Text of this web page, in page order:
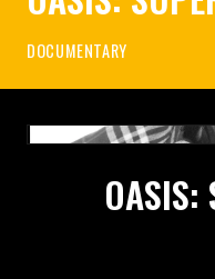
DOCUMENTARY
OASIS: